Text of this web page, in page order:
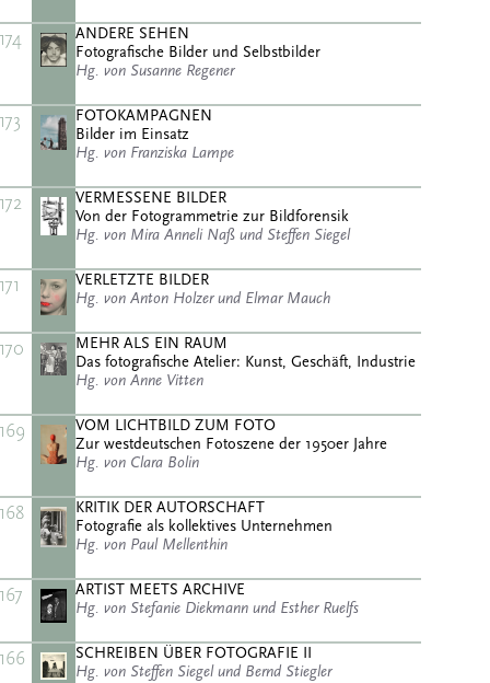
174
ANDERE SEHEN
Fotografische Bilder und Selbstbilder
Hg. von Susanne Regener
173
FOTOKAMPAGNEN
Bilder im Einsatz
Hg. von Franziska Lampe
172
VERMESSENE BILDER
Von der Fotogrammetrie zur Bildforensik
Hg. von Mira Anneli Naß und Steffen Siegel
171
VERLETZTE BILDER
Hg. von Anton Holzer und Elmar Mauch
170
MEHR ALS EIN RAUM
Das fotografische Atelier: Kunst, Geschäft, Industrie
Hg. von Anne Vitten
169
VOM LICHTBILD ZUM FOTO
Zur westdeutschen Fotoszene der 1950er Jahre
Hg. von Clara Bolin
168
KRITIK DER AUTORSCHAFT
Fotografie als kollektives Unternehmen
Hg. von Paul Mellenthin
167
ARTIST MEETS ARCHIVE
Hg. von Stefanie Diekmann und Esther Ruelfs
166
SCHREIBEN ÜBER FOTOGRAFIE II
Hg. von Steffen Siegel und Bernd Stiegler